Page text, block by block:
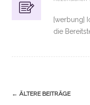
[werbung]
die
Navigation
← ÄLTERE BEITRÄGE